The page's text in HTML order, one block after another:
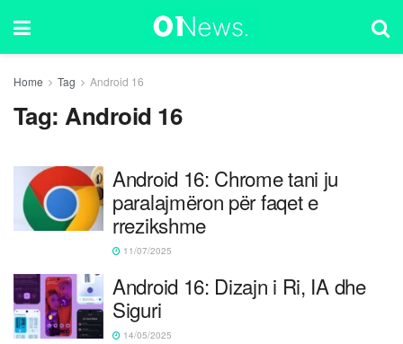
Home Tag Android 16
Tag:Android 16
Android 16: Chrome tani ju
paralajmëron për faqet e
rrezikshme
11/07/2025
Android 16: Dizajn i Ri, IA dhe
Siguri
14/05/2025